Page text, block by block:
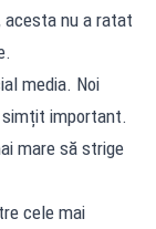
acesta nu a ratat
media. Noi
important.
mare să strige
cele mai